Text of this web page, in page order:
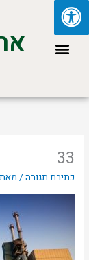
דילוג
לתוכן
תפריט
33
כתיבת תגובה /